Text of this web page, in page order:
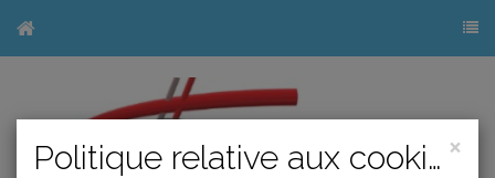
×
Politique relative aux cookies